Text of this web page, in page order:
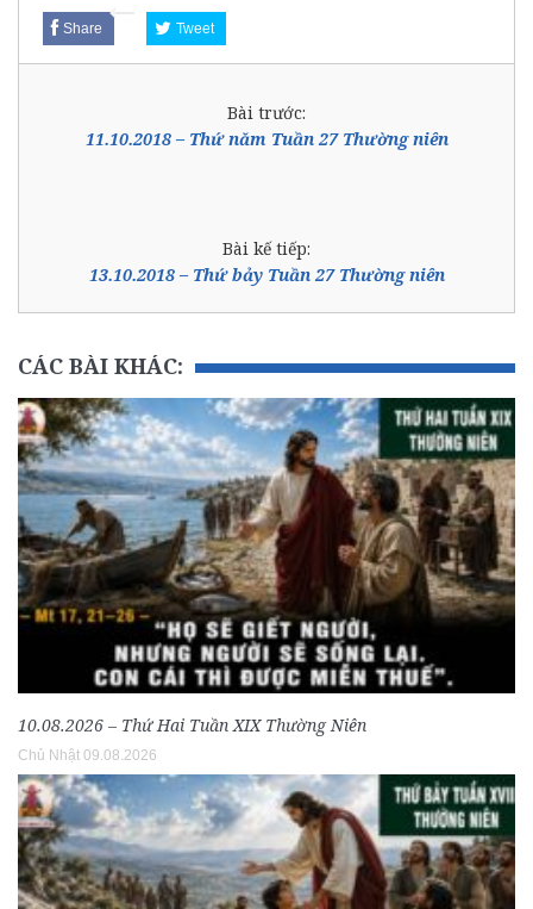
Share Tweet
Bài trước:
11.10.2018 – Thứ năm Tuần 27 Thường niên
Bài kế tiếp:
13.10.2018 – Thứ bảy Tuần 27 Thường niên
CÁC BÀI KHÁC:
10.08.2026 – Thứ Hai Tuần XIX Thường Niên
Chủ Nhật 09.08.2026